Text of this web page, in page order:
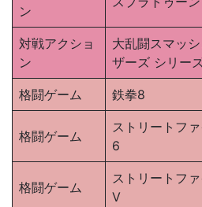
ン
対戦アクショ
ン
大乱闘スマッ
ザーズ シリー
格闘ゲーム 鉄拳8
格闘ゲーム
ストリートフ
6
格闘ゲーム
ストリートフ
V